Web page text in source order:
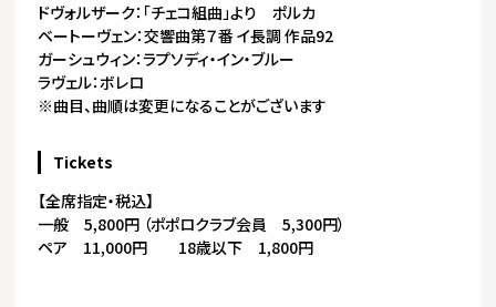
ドヴォルザーク：「チェコ組曲」より ポルカ
ベートーヴェン：交響曲第７番 イ長調 作品92
ガーシュウィン：ラプソディ・イン・ブルー
ラヴェル：ボレロ
※曲目、曲順は変更になることがございます
Tickets
【全席指定・税込】
一般 5,800円 （ポポロクラブ会員 5,300円）
ペア 11,000円 18歳以下 1,800円